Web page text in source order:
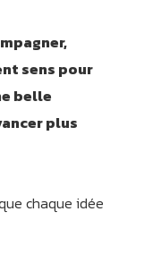
sens pour
belle
plus
chaque idée